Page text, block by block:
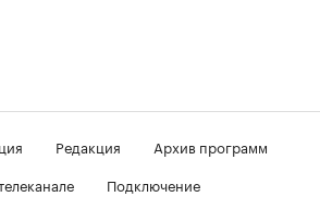
Редакция
Архив программ
Подключение